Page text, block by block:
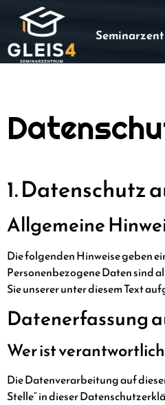
1. Datenschutz
Allgemeine
Die folgenden Hinweise geben
Personenbezogene Daten sind
Sie unserer unter diesem Text
Datenerfassung
Wer ist
Die Datenverarbeitung auf
Stelle“ in dieser